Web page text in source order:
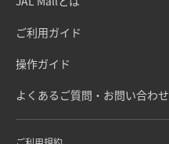
ご利用ガイド
操作ガイド
よくあるご質問・お問い合わせ